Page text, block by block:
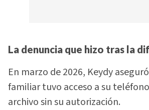
La denuncia que hizo tras la
En marzo de 2026, Keydy
familiar tuvo acceso a su
archivo sin su autorización.